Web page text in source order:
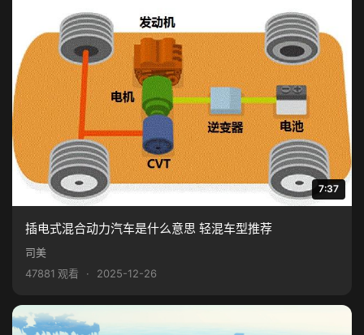
7:37
插电式混合动力汽车是什么意思 轻混车型推荐
司美
47881 观看
· 2025-12-26